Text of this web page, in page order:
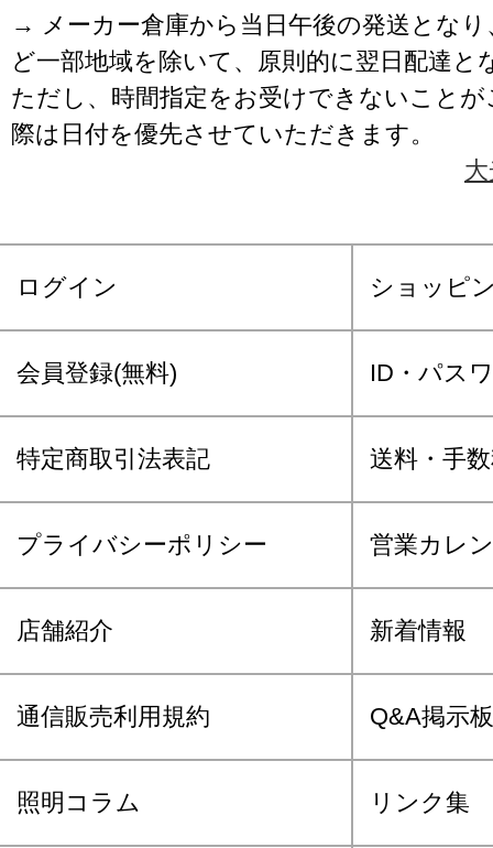
→ メーカー倉庫から当日午後の発送となり
ど一部地域を除いて、原則的に翌日配達と
ただし、時間指定をお受けできないこと
際は日付を優先させていただきます。
ログイン ショッピ
会員登録(無料) ID・パス
特定商取引法表記 送料・手
プライバシーポリシー 営業カレ
店舗紹介 新着情報
通信販売利用規約 Q&A掲示板
照明コラム リンク集